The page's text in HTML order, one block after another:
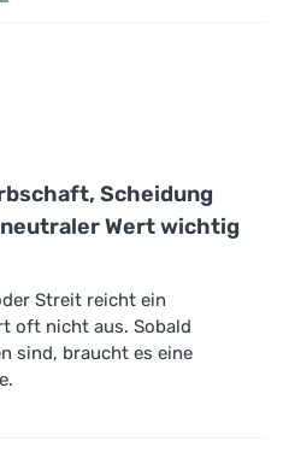
Scheidung
Wert wichtig
Streit reicht ein
oft nicht aus. Sobald
sind, braucht es eine